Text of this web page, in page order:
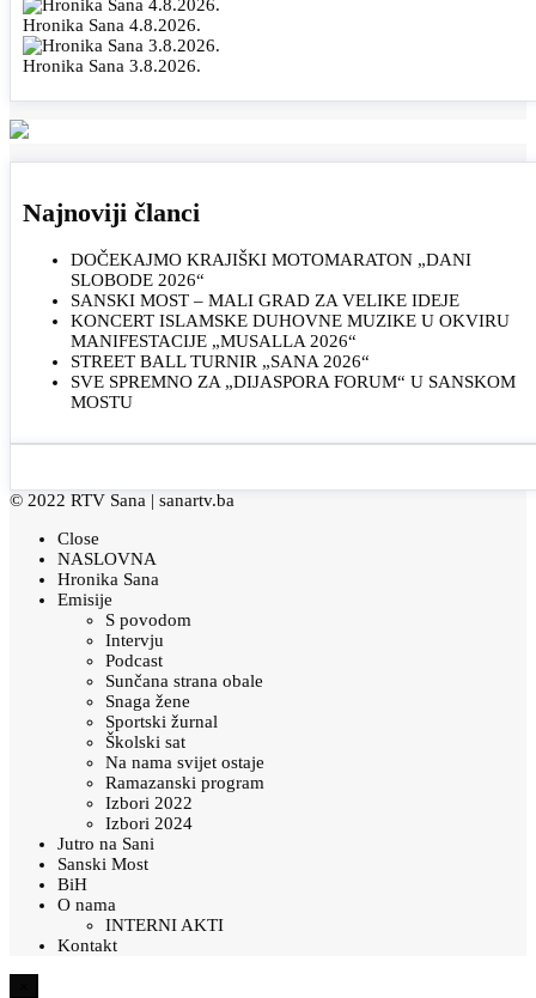
Hronika Sana 4.8.2026.
Hronika Sana 3.8.2026.
Najnoviji članci
DOČEKAJMO KRAJIŠKI MOTOMARATON „DANI
SLOBODE 2026“
SANSKI MOST – MALI GRAD ZA VELIKE IDEJE
KONCERT ISLAMSKE DUHOVNE MUZIKE U OKVIRU
MANIFESTACIJE „MUSALLA 2026“
STREET BALL TURNIR „SANA 2026“
SVE SPREMNO ZA „DIJASPORA FORUM“ U SANSKOM
MOSTU
© 2022 RTV Sana | sanartv.ba
Close
NASLOVNA
Hronika Sana
Emisije
S povodom
Intervju
Podcast
Sunčana strana obale
Snaga žene
Sportski žurnal
Školski sat
Na nama svijet ostaje
Ramazanski program
Izbori 2022
Izbori 2024
Jutro na Sani
Sanski Most
BiH
O nama
INTERNI AKTI
Kontakt